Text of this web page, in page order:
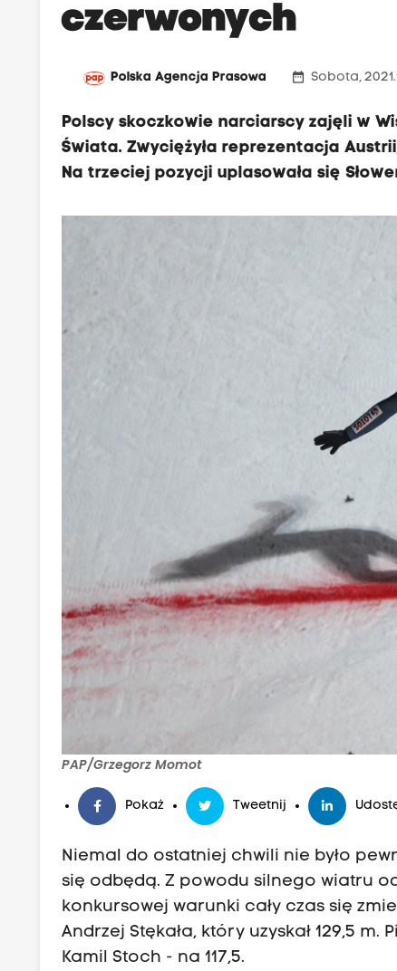
czerwonych
Polska Agencja Prasowa date_range Sobota,
Polscy skoczkowie narciarscy zajęli w
Świata. Zwyciężyła reprezentacja
Na trzeciej pozycji uplasowała się
PAP/Grzegorz Momot
Pokaż Tweetnij
Niemal do ostatniej chwili nie było
się odbędą. Z powodu silnego wiatru
konkursowej warunki cały czas się
Andrzej Stękała, który uzyskał 129,5 m.
Kamil Stoch - na 117,5.